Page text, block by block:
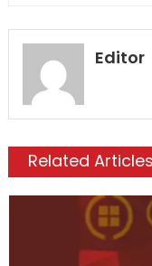
Editor
Related Articles